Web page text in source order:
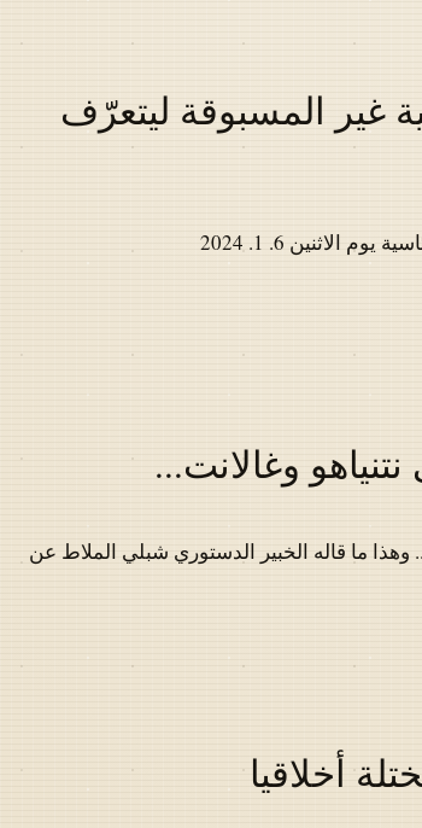
غير المسبوقة ليتعرّف
6. 1. 2024
وغالانت...
وهذا ما قاله الخبير الدستوري شبلي الملاط عن
أخلاقيا